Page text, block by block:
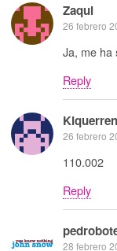
Zaqui
26 febrero
Ja, me ha
Reply
26 febrero
110.002
Reply
28 febrero